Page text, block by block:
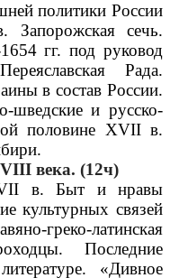
политики России
сечь.
гг. под руковод
Рада.
в состав России.
шведские и русско-
половине XVII в.
века. (12ч)
в. Быт и нравы
культурных связей
греко-латинская
Последние
«Дивное